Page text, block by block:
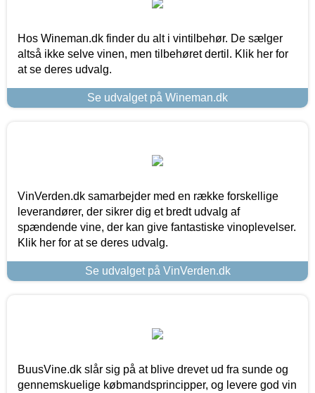
Hos Wineman.dk finder du alt i vintilbehør. De sælger
altså ikke selve vinen, men tilbehøret dertil. Klik her for
at se deres udvalg.
Se udvalget på Wineman.dk
VinVerden.dk samarbejder med en række forskellige
leverandører, der sikrer dig et bredt udvalg af
spændende vine, der kan give fantastiske vinoplevelser.
Klik her for at se deres udvalg.
Se udvalget på VinVerden.dk
BuusVine.dk slår sig på at blive drevet ud fra sunde og
gennemskuelige købmandsprincipper, og levere god vin